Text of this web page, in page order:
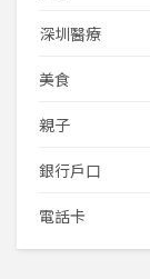
深圳醫療
美食
親子
銀行戶口
電話卡